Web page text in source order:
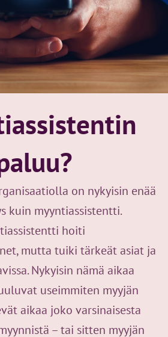
on nykyisin enää
kuin myyntiassistentti.
hoiti
mutta tuiki tärkeät asiat ja
Nykyisin nämä aikaa
useimmiten myyjän
aikaa joko varsinaisesta
– tai sitten myyjän